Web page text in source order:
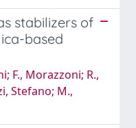
stabilizers of
based
F., Morazzoni; R.,
Stefano; M.,